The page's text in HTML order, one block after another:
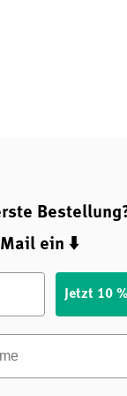
ein ⬇️
Jetzt 10